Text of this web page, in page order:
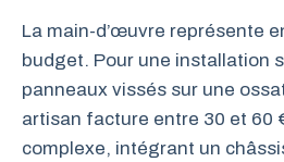
La main-d’œuvre représente
budget. Pour une installation
panneaux vissés sur une
artisan facture entre 30 et 60
complexe, intégrant un